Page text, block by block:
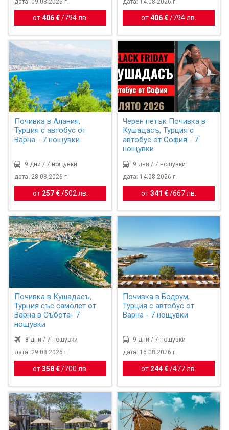
от406 € / 794 лв. от406 €/ 794 лв.
Почивка в Алания,
Турция с автобус от
Варна - 7 нощувки
9 дни / 7 нощувки
дата: 28.08.2026 г.
от 257 € /502 лв.
Черен петък Почивка в
Кушадасъ, Турция с
автобус от София - 7
нощувки
9 дни / 7 нощувки
дата: 14.08.2026 г.
от341 €/667 лв.
Почивка в Кушадасъ,
Турция със самолет от
Варна в Събота- 7
нощувки
8 дни / 7 нощувки
дата: 29.08.2026 г.
от358 € / 700 лв.
Почивка в Бодрум,
Турция с автобус от
Варна - 7 нощувки
9 дни / 7 нощувки
дата: 16.08.2026 г.
от 244 €/477 лв.